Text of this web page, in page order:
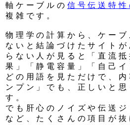
軸ケーブルの 信号伝送特性
複雑です。
物理学の計算から、ケーブ
ないと結論づけたサイト
らない人が見ると「直流
果」「静電容量」「自己
どの用語を見ただけで、
ンプン」でも、正しいと
す。
でも肝心のノイズや伝送
など、たくさんの項目が